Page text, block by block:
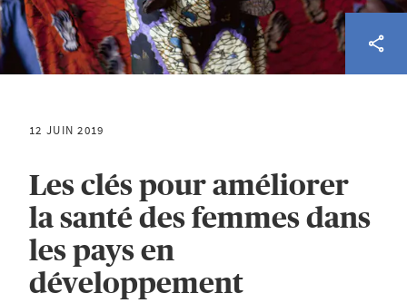
12 JUIN 2019
Les clés pour améliorer
la santé des femmes dans
les pays en
développement